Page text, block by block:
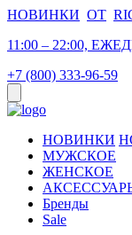
НОВИНКИ ОТ
11:00 – 22:00,
+7 (800) 333-96-59
НОВИНКИ
МУЖСКОЕ
ЖЕНСКОЕ
Бренды
Sale